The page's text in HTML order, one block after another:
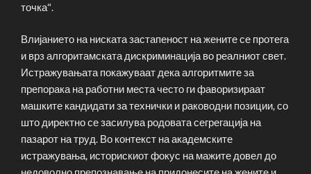
точка“.
Влијанието на ниската застапеност на жените се протега
и врз алгоритамската дискриминација во реалниот свет.
Истражувањата покажуваат дека алгоритмите за
препорака на работни места често ги фаворизираат
машките кандидати за технички и раководни позиции, со
што директно се засилува родовата сегрегација на
пазарот на труд. Во контекст на академските
истражувања, историскиот фокус на мажите довел до